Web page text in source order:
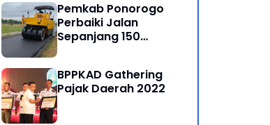
Pemkab Ponorogo
Perbaiki Jalan
Sepanjang 150
BPPKAD Gathering
Pajak Daerah 2022